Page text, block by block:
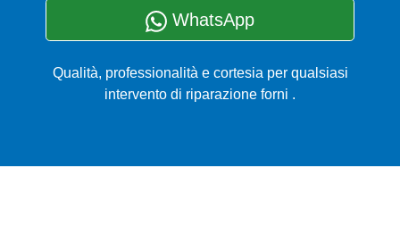
WhatsApp
Qualità, professionalità e cortesia per qualsiasi
intervento di riparazione forni .